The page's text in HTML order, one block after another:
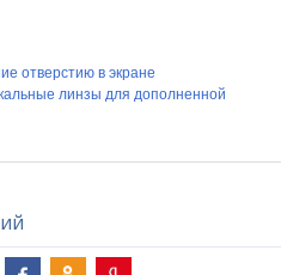
отверстию в экране
линзы для дополненной